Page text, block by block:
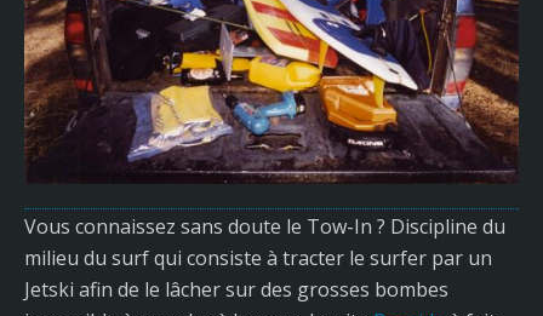
Vous connaissez sans doute le Tow-In ? Discipline du
milieu du surf qui consiste à tracter le surfer par un
Jetski afin de le lâcher sur des grosses bombes